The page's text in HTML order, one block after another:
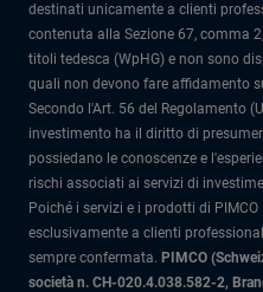
destinati unicamente a clienti
contenuta alla Sezione 67, comma
titoli tedesca (WpHG) e non sono
quali non devono fare affidamento
Secondo l'Art. 56 del Regolamento
investimento ha il diritto di
possiedano le conoscenze e
rischi associati ai servizi di
Poiché i servizi e i prodotti di
esclusivamente a clienti
sempre confermata. PIMCO
società n. CH-020.4.038.582-2,